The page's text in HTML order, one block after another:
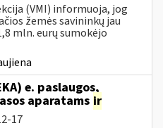
(VMI) informuoja, jog
žemės savininkų jau
mln. eurų sumokėjo
e. paslaugos,
aparatams ir
17